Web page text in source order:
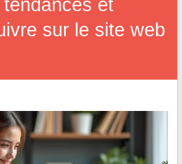
et
sur le site web